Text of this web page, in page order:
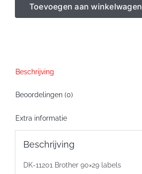
Brother
90x29
Toevoegen aan winkelwagen
Beschrijving
Beoordelingen (0)
Extra informatie
Beschrijving
DK-11201 Brother 90×29 labels